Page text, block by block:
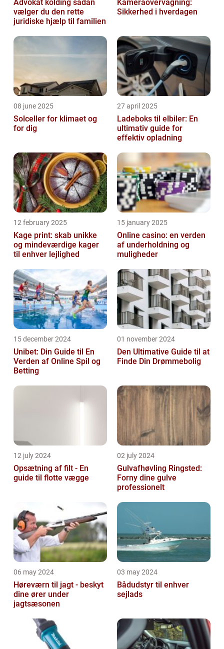
Advokat kolding sådan
vælger du den rette
juridiske hjælp til familien
Kameraovervågning:
Sikkerhed i hverdagen
08 june 2025
Solceller for klimaet og
for dig
27 april 2025
Ladeboks til elbiler: En
ultimativ guide for
effektiv opladning
12 february 2025
Kage print: skab unikke
og mindeværdige kager
til enhver lejlighed
15 january 2025
Online casino: en verden
af underholdning og
muligheder
15 december 2024
Unibet: Din Guide til En
Verden af Online Spil og
Betting
01 november 2024
Den Ultimative Guide til at
Finde Din Drømmebolig
12 july 2024
Opsætning af filt - En
guide til flotte vægge
02 july 2024
Gulvafhøvling Ringsted:
Forny dine gulve
professionelt
06 may 2024
Høreværn til jagt - beskyt
dine ører under
jagtsæsonen
03 may 2024
Bådudstyr til enhver
sejlads